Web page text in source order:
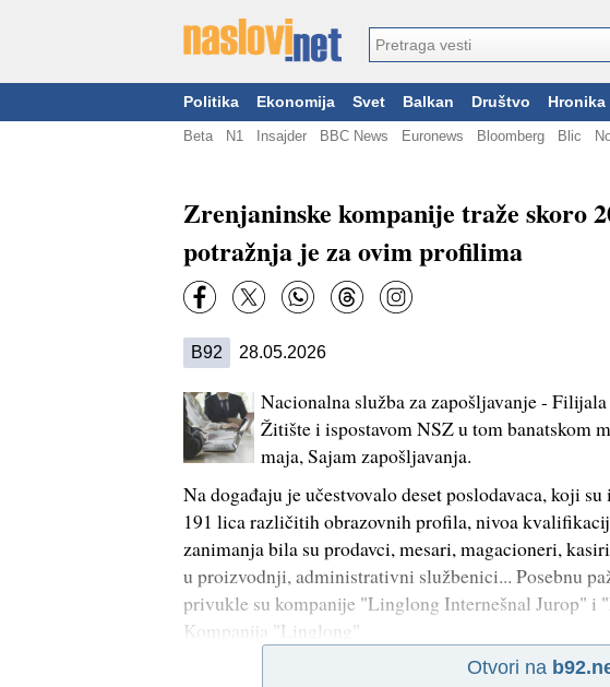
Politika Ekonomija Svet Balkan Društvo Hronika
Beta N1 Insajder BBC News Euronews Bloomberg Blic
Zrenjaninske kompanije traže skoro
potražnja je za ovim profilima
B92 28.05.2026
Nacionalna služba za zapošljavanje -
Žitište i ispostavom NSZ u tom banatskom
maja, Sajam zapošljavanja.
Na događaju je učestvovalo deset poslodavaca, koji
191 lica različitih obrazovnih profila, nivoa
zanimanja bila su prodavci, mesari, magacioneri,
u proizvodnji, administrativni službenici... Posebnu
privukle su kompanije "Linglong Internešnal Jurop" i
Kompanija "Linglong"
Otvori na